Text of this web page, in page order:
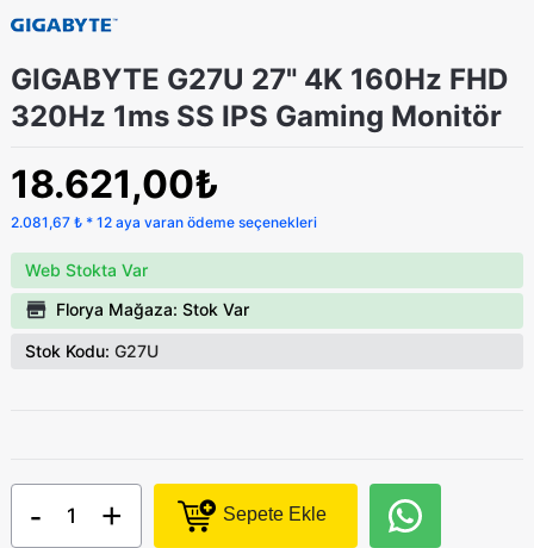
GIGABYTE G27U 27" 4K 160Hz FHD
320Hz 1ms SS IPS Gaming Monitör
18.621,00₺
2.081,67 ₺ * 12 aya varan ödeme seçenekleri
Web Stokta Var
Florya Mağaza: Stok Var
Stok Kodu: G27U
- + Sepete Ekle